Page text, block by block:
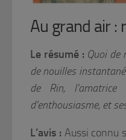
Au grand air :
Le résumé : Quoi de
de nouilles
de Rin,
d’enthousiasme, et
L’avis : Aussi connu